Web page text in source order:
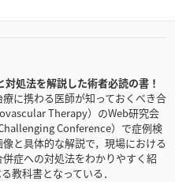
処法を解説した術者必読の書！
に携わる医師が知っておくべき合
Therapy）のWeb研究会
Conference）で症例検
と具体的な解説で，現場における
症への対処法をわかりやすく紹
教科書となっている．